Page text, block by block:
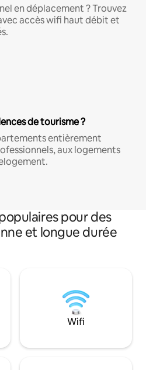
en déplacement ? Trouvez
accès wifi haut débit et
de tourisme ?
entièrement
aux logements
pour des
et longue durée
Wifi